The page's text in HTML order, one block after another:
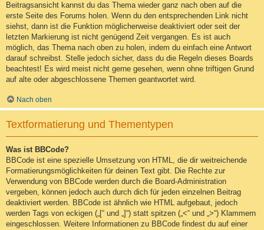
Beitragsansicht kannst du das Thema wieder ganz nach oben auf die
erste Seite des Forums holen. Wenn du den entsprechenden Link nicht
siehst, dann ist die Funktion möglicherweise deaktiviert oder seit der
letzten Markierung ist nicht genügend Zeit vergangen. Es ist auch
möglich, das Thema nach oben zu holen, indem du einfach eine Antwort
darauf schreibst. Stelle jedoch sicher, dass du die Regeln dieses Boards
beachtest! Es wird meist nicht gerne gesehen, wenn ohne triftigen Grund
auf alte oder abgeschlossene Themen geantwortet wird.
Nach oben
Textformatierung und Thementypen
Was ist BBCode?
BBCode ist eine spezielle Umsetzung von HTML, die dir weitreichende
Formatierungsmöglichkeiten für deinen Text gibt. Die Rechte zur
Verwendung von BBCode werden durch die Board-Administration
vergeben, können jedoch auch durch dich für jeden einzelnen Beitrag
deaktiviert werden. BBCode ist ähnlich wie HTML aufgebaut, jedoch
werden Tags von eckigen („[“ und „]“) statt spitzen („<“ und „>“) Klammern
eingeschlossen. Weitere Informationen zu BBCode findest du auf einer